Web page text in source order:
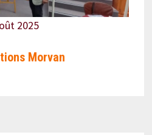
2025
Morvan